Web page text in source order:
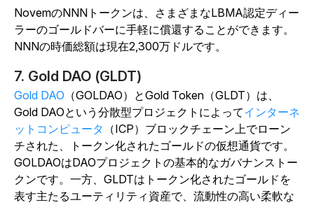
NovemのNNNトークンは、さまざまなLBMA認定ディー
ラーのゴールドバーに手軽に償還することができます。
NNNの時価総額は現在2,300万ドルです。
7. Gold DAO (GLDT)
Gold DAO （GOLDAO）とGold Token（GLDT）は、
Gold DAOという分散型プロジェクトによってインターネ
ットコンピュータ （ICP）ブロックチェーン上でローン
チされた、トークン化されたゴールドの仮想通貨です。
GOLDAOはDAOプロジェクトの基本的なガバナンストー
クンです。一方、GLDTはトークン化されたゴールドを
表す主たるユーティリティ資産で、流動性の高い柔軟な